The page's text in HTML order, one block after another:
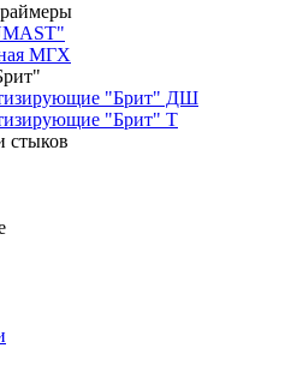
МГХ
"Брит" ДШ
"Брит" Т
стыков